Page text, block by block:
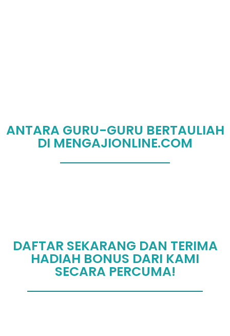
ANTARA GURU-GURU BERTAULIAH
DI MENGAJIONLINE.COM
DAFTAR SEKARANG DAN TERIMA
HADIAH BONUS DARI KAMI
SECARA PERCUMA!